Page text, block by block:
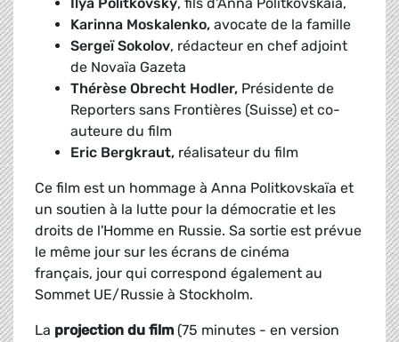
Karinna Moskalenko, avocate de la famille
Sergeï Sokolov, rédacteur en chef adjoint
de Novaïa Gazeta
Thérèse Obrecht Hodler, Présidente de
Reporters sans Frontières (Suisse) et co-
auteure du film
Eric Bergkraut, réalisateur du film
Ce film est un hommage à Anna Politkovskaïa et
un soutien à la lutte pour la démocratie et les
droits de l'Homme en Russie. Sa sortie est prévue
le même jour sur les écrans de cinéma
français, jour qui correspond également au
Sommet UE/Russie à Stockholm.
La projection du film (75 minutes - en version